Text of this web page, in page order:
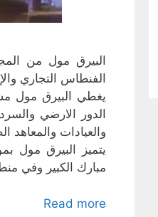
البيرق مول من
الفنطاس التجاري
والعيادات والمعاهد
‬مبارك الكبير وفي‮ ‬منطقة تتسم بالكثافة السكانية المرتفعة ‮ .‬‬‬‬‬‬‬‬‬‬‬‬‬‬‬‬‬‬‬‬‬‬
Read more